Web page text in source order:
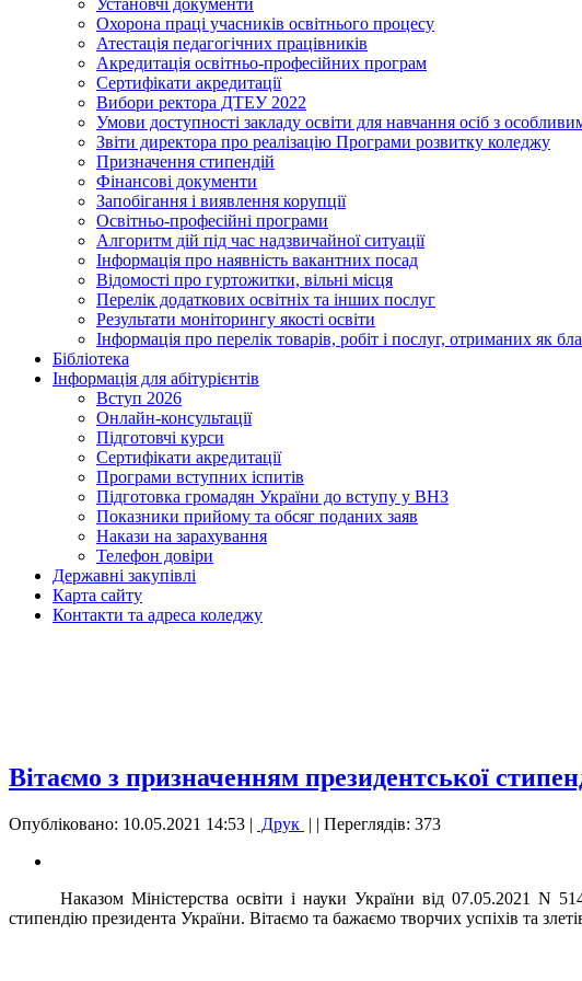
Установчі документи
Охорона праці учасників освітнього процесу
Атестація педагогічних працівників
Акредитація освітньо-професійних програм
Сертифікати акредитації
Вибори ректора ДТЕУ 2022
Умови доступності закладу освіти для навчання осіб з
Звіти директора про реалізацію Програми розвитку коледжу
Призначення стипендій
Фінансові документи
Запобігання і виявлення корупції
Освітньо-професійні програми
Алгоритм дій під час надзвичайної ситуації
Інформація про наявність вакантних посад
Відомості про гуртожитки, вільні місця
Перелік додаткових освітніх та інших послуг
Результати моніторингу якості освіти
Інформація про перелік товарів, робіт і послуг, отриманих як
Бібліотека
Інформація для абітурієнтів
Вступ 2026
Онлайн-консультації
Підготовчі курси
Сертифікати акредитації
Програми вступних іспитів
Підготовка громадян України до вступу у ВНЗ
Показники прийому та обсяг поданих заяв
Накази на зарахування
Телефон довіри
Державні закупівлі
Карта сайту
Контакти та адреса коледжу
Вітаємо з призначенням президентської
Опубліковано: 10.05.2021 14:53 | Друк | | Переглядів: 373
Наказом Міністерства освіти і науки України від 07.05.2021
стипендію президента України. Вітаємо та бажаємо творчих успіхів та